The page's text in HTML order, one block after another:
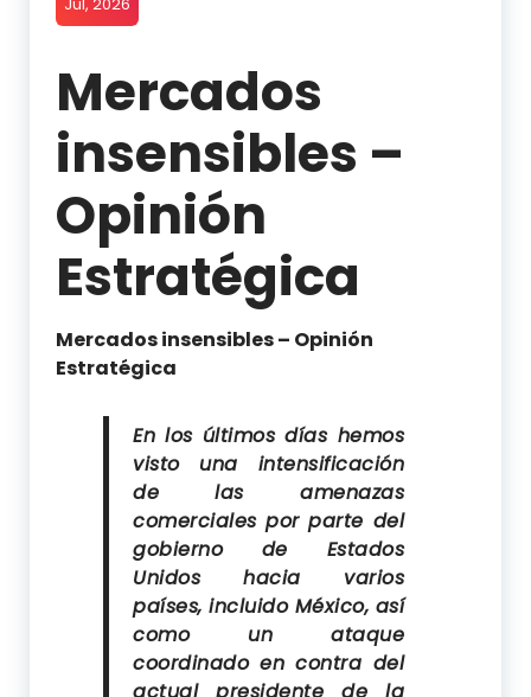
Jul, 2026
Mercados
insensibles –
Opinión
Estratégica
Mercados insensibles – Opinión
Estratégica
En los últimos días hemos
visto una intensificación
de las amenazas
comerciales por parte del
gobierno de Estados
Unidos hacia varios
países, incluido México, así
como un ataque
coordinado en contra del